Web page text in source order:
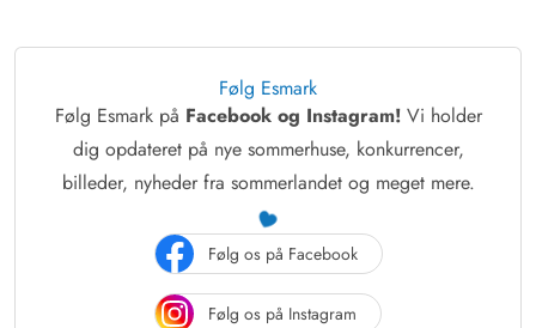
Følg Esmark
Følg Esmark på Facebook og Instagram!Vi holder
dig opdateret på nye sommerhuse, konkurrencer,
billeder, nyheder fra sommerlandet og meget mere.
Følg os på Facebook
Følg os på Instagram